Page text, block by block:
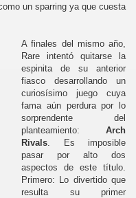
un sparring ya que cuesta
A finales del mismo año,
Rare intentó quitarse la
espinita de su anterior
fiasco desarrollando un
curiosísimo juego cuya
fama aún perdura por lo
sorprendente del
planteamiento: Arch
Rivals. Es imposible
pasar por alto dos
aspectos de este título.
Primero: Lo divertido que
resulta su primer